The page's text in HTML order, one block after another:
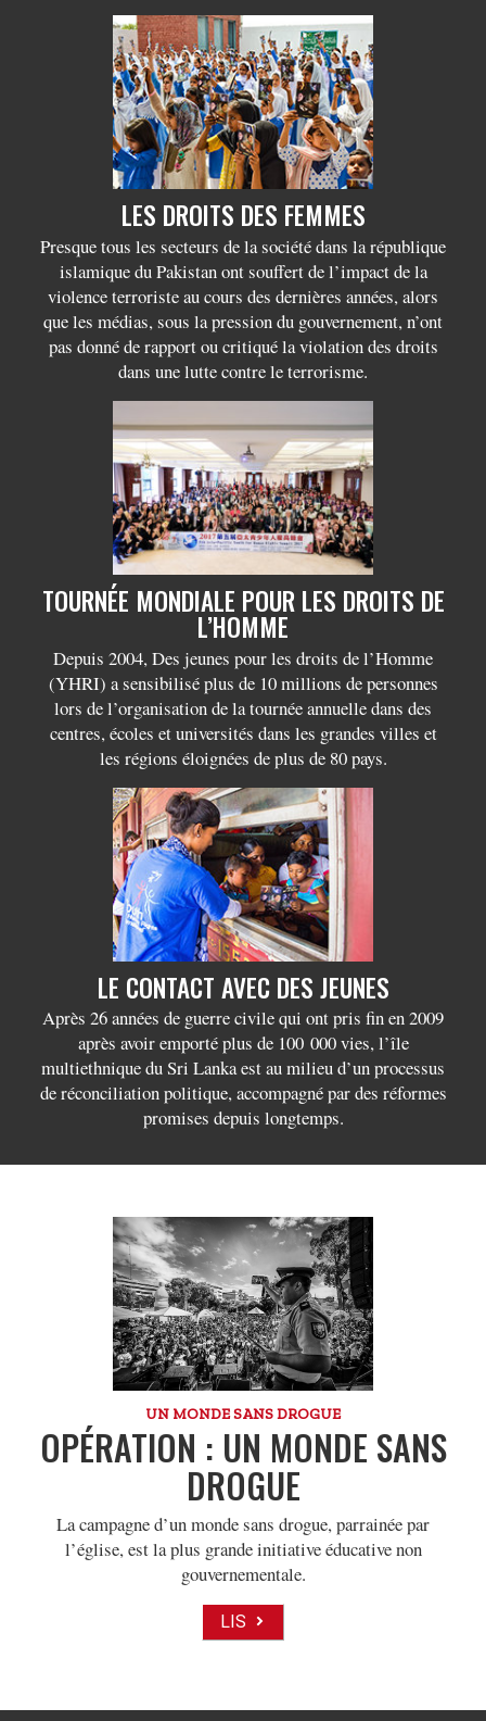
LES DROITS DES FEMMES
Presque tous les secteurs de la société dans la république
islamique du Pakistan ont souffert de l’impact de la
violence terroriste au cours des dernières années, alors
que les médias, sous la pression du gouvernement, n’ont
pas donné de rapport ou critiqué la violation des droits
dans une lutte contre le terrorisme.
TOURNÉE MONDIALE POUR LES DROITS DE
L’HOMME
Depuis 2004, Des jeunes pour les droits de l’Homme
(YHRI) a sensibilisé plus de 10 millions de personnes
lors de l’organisation de la tournée annuelle dans des
centres, écoles et universités dans les grandes villes et
les régions éloignées de plus de 80 pays.
LE CONTACT AVEC DES JEUNES
Après 26 années de guerre civile qui ont pris fin en 2009
après avoir emporté plus de 100 000 vies, l’île
multiethnique du Sri Lanka est au milieu d’un processus
de réconciliation politique, accompagné par des réformes
promises depuis longtemps.
UN MONDE SANS DROGUE
OPÉRATION : UN MONDE SANS
DROGUE
La campagne d’un monde sans drogue, parrainée par
l’église, est la plus grande initiative éducative non
gouvernementale.
LIS